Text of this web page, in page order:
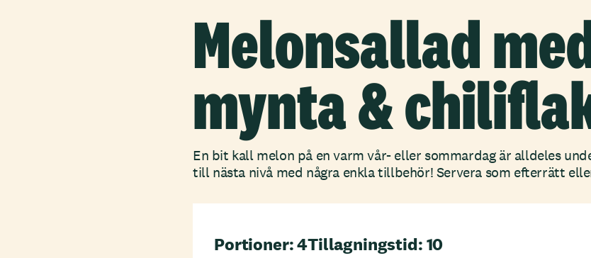
Melonsallad
mynta &
En bit kall melon på en varm vår- eller sommardag är alldeles
till nästa nivå med några enkla tillbehör! Servera som efterrätt
Portioner: 4Tillagningstid: 10